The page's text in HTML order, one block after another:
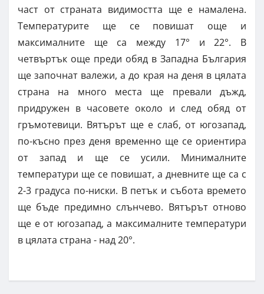
част от страната видимостта ще е намалена.
Температурите ще се повишат още и
максималните ще са между 17° и 22°. В
четвъртък още преди обяд в Западна България
ще започнат валежи, а до края на деня в цялата
страна на много места ще превали дъжд,
придружен в часовете около и след обяд от
гръмотевици. Вятърът ще е слаб, от югозапад,
по-късно през деня временно ще се ориентира
от запад и ще се усили. Минималните
температури ще се повишат, а дневните ще са с
2-3 градуса по-ниски. В петък и събота времето
ще бъде предимно слънчево. Вятърът отново
ще е от югозапад, а максималните температури
в цялата страна - над 20°.